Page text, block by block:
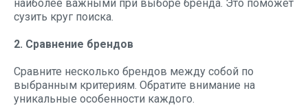
наиболее важными при выборе бренда. Это поможет
сузить круг поиска.
2. Сравнение брендов
Сравните несколько брендов между собой по
выбранным критериям. Обратите внимание на
уникальные особенности каждого.